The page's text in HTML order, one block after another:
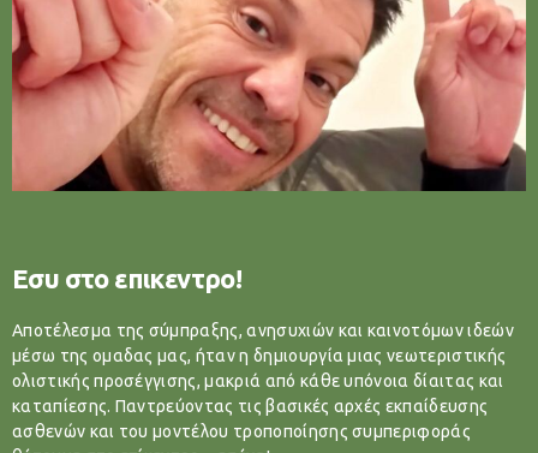
Εσυ στο επικεντρο!
Αποτέλεσμα της σύμπραξης, ανησυχιών και καινοτόμων ιδεών
μέσω της ομαδας μας, ήταν η δημιουργία μιας νεωτεριστικής
ολιστικής προσέγγισης, μακριά από κάθε υπόνοια δίαιτας και
καταπίεσης. Παντρεύοντας τις βασικές αρχές εκπαίδευσης
ασθενών και του μοντέλου τροποποίησης συμπεριφοράς